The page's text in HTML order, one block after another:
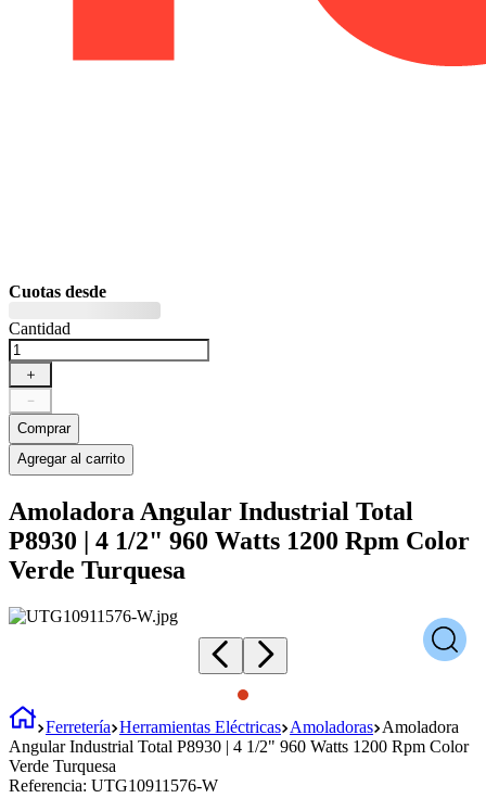
Cuotas desde
Cantidad
＋
－
Comprar
Agregar al carrito
Amoladora Angular Industrial Total
P8930 | 4 1/2" 960 Watts 1200 Rpm Color
Verde Turquesa
Ferretería Herramientas Eléctricas Amoladoras Amoladora
Angular Industrial Total P8930 | 4 1/2" 960 Watts 1200 Rpm Color
Verde Turquesa
Referencia: UTG10911576-W